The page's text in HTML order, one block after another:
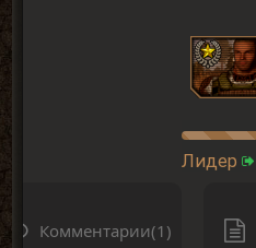
Лидер
Комментарии(1)